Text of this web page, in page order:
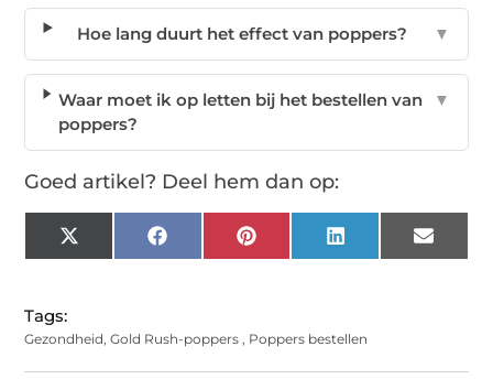
Hoe lang duurt het effect van poppers? ▼
Waar moet ik op letten bij het bestellen van
poppers?
▼
Goed artikel? Deel hem dan op:
X
(Twitter)
Facebook Pinterest LinkedIn Email
Tags:
Gezondheid,Gold Rush-poppers , Poppers bestellen